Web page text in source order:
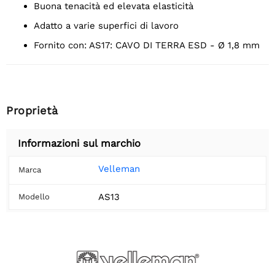
Buona tenacità ed elevata elasticità
Adatto a varie superfici di lavoro
Fornito con: AS17: CAVO DI TERRA ESD - Ø 1,8 mm
Proprietà
Informazioni sul marchio
Marca Velleman
Modello AS13